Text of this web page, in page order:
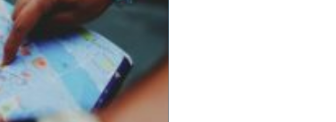
ut som en av de mest
attr...